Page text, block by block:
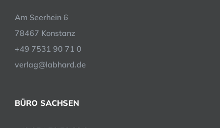
Am Seerhein 6
78467 Konstanz
+49 7531 90 71 0
verlag@labhard.de
BÜRO SACHSEN